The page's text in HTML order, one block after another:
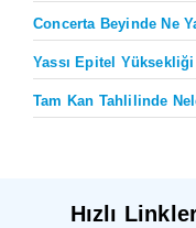
Concerta Beyinde Ne
Yassı Epitel
Tam Kan Tahlilinde
Hızlı